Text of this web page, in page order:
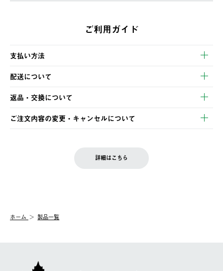
ご利用ガイド
支払い方法
以下のいずれかの方法でお支払いいただけます。
・クレジットカード決済
・コンビニ決済
・Pay-easy決済
配送について
【発送スケジュール】
ご注文・ご入金完了より2営業日以内に商品を発送いたします。
土日祝の発送はございませんので、木曜日以降のご注文は週明け
の発送となる場合がございます。
【配送業者】
佐川急便にて配送されます。
返品・交換について
※お客様都合の場合
お客様都合の返品にかかる送料は、お客様ご負担とさせていただ
一度お手元の商品を返品いただき、ご希望商品を再注文してくだ
ご注文内容の変更・キャンセルについて
LOGOS FAMILY会員の方は、会員マイページ内 購入履歴画面に
詳細はこちら
ホーム 製品一覧